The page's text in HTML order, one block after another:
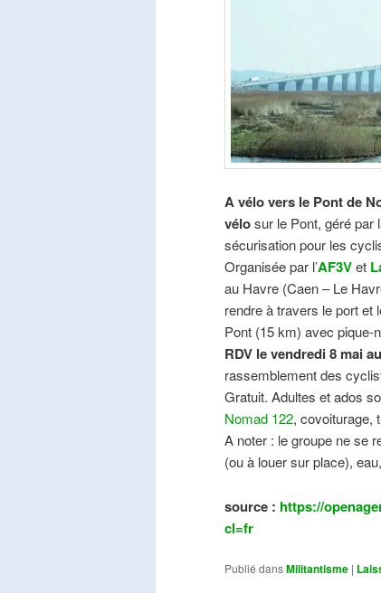
A vélo vers le Pont de
vélosur le Pont, géré par
sécurisation pour les
Organisée par l’AF3Vet
au Havre (Caen – Le
rendre à travers le port et
Pont (15 km) avec pique-
RDV le vendredi 8 mai
rassemblement des
Gratuit. Adultes et ados
Nomad 122, covoiturage,
A noter : le groupe ne se
(ou à louer sur place),
source : https://
cl=fr
Publié dansMilitantisme |